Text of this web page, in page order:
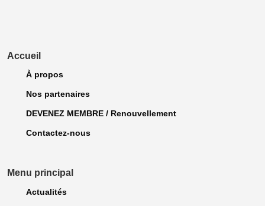
Accueil
À propos
Nos partenaires
DEVENEZ MEMBRE / Renouvellement
Contactez-nous
Menu principal
Actualités